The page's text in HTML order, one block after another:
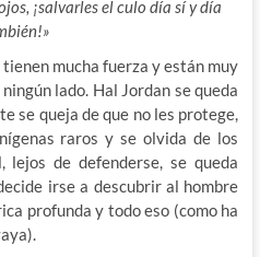
¡salvarles el culo día sí y día
mucha fuerza y están muy
lado. Hal Jordan se queda
se queja de que no les protege,
raros y se olvida de los
lejos de defenderse, se queda
irse a descubrir al hombre
profunda y todo eso (como ha